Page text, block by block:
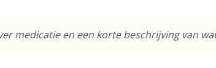
medicatie en een korte beschrijving van